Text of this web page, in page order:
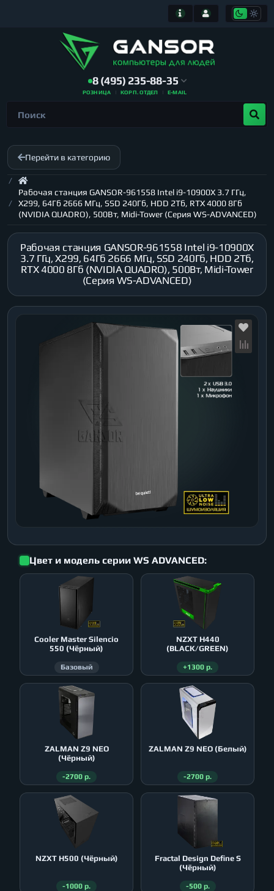
8 (495) 235-88-35
РОЗНИЦА КОРП. ОТДЕЛ E-MAIL
Перейти в категорию
Рабочая станция GANSOR-961558 Intel i9-10900X 3.7 ГГц,
X299, 64Гб 2666 МГц, SSD 240Гб, HDD 2Тб, RTX 4000 8Гб
(NVIDIA QUADRO), 500Вт, Midi-Tower (Серия WS-ADVANCED)
Рабочая станция GANSOR-961558 Intel i9-10900X
3.7 ГГц, X299, 64Гб 2666 МГц, SSD 240Гб, HDD 2Тб,
RTX 4000 8Гб (NVIDIA QUADRO), 500Вт, Midi-Tower
(Серия WS-ADVANCED)
Цвет и модель серии WS ADVANCED:
Cooler Master Silencio
550 (Чёрный)
Базовый
NZXT H440
(BLACK/GREEN)
+1300 р.
ZALMAN Z9 NEO
(Чёрный)
-2700 р.
ZALMAN Z9 NEO (Белый)
-2700 р.
NZXT H500 (Чёрный)
-1000 р.
Fractal Design Define S
(Чёрный)
-500 р.